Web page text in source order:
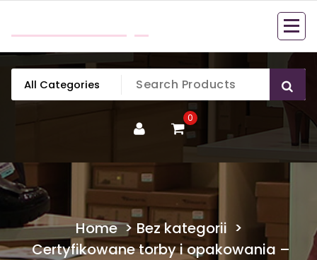
content
0
Home> Bez kategorii >
Certyfikowane torby i opakowania –